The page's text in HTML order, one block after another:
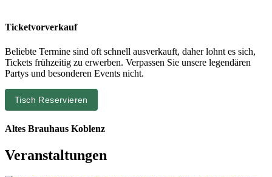
Ticketvorverkauf
Beliebte Termine sind oft schnell ausverkauft, daher lohnt es sich,
Tickets frühzeitig zu erwerben. Verpassen Sie unsere legendären
Partys und besonderen Events nicht.
Tisch Reservieren
Altes Brauhaus Koblenz
Veranstaltungen